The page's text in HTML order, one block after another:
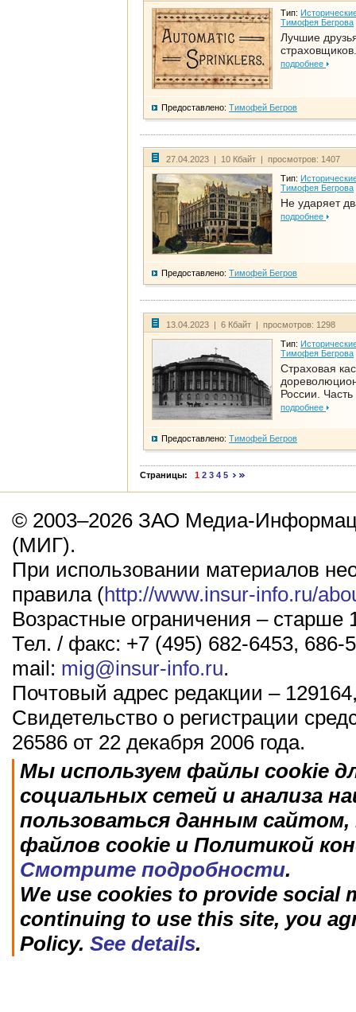
Тип:
Тимофея Бегрова
Лучшие
подробнее
Предоставлено: Тимофей Бегров
27.04.2023 | 10 Кбайт | просмотров: 1407
Тип:
Тимофея Бегрова
Не ударяет
подробнее
Предоставлено: Тимофей Бегров
13.04.2023 | 6 Кбайт | просмотров: 1298
Тип:
Тимофея Бегрова
Страховая
России. Часть
подробнее
Предоставлено: Тимофей Бегров
Страницы: 1 2 3 4 5
© 2003–2026 ЗАО Медиа-
(МИГ).
При использовании материалов
правила (http://www.insur-info.ru/
Возрастные ограничения – старше
Тел. / факс: +7 (495) 682-6453, 686-
mail: mig@insur-info.ru.
Почтовый адрес редакции –
Свидетельство о регистрации
26586 от 22 декабря 2006 года.
Мы используем файлы cookie
социальных сетей и анализа
пользоваться данным
файлов cookie и Политикой
Смотрите подробности.
We use cookies to provide social
continuing to use this site, you
Policy. See details.